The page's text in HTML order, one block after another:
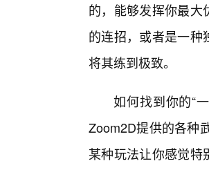
的，能够发挥你最大
的连招，或者是一种
将其练到极致。
如何找到你的“
Zoom2D提供的各种
某种玩法让你感觉特